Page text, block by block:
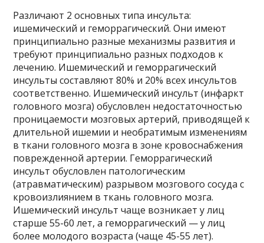
Различают 2 основных типа инсульта:
ишемический и геморрагический. Они имеют
принципиально разные механизмы развития и
требуют принципиально разных подходов к
лечению. Ишемический и геморрагический
инсульты составляют 80% и 20% всех инсультов
соответственно. Ишемический инсульт (инфаркт
головного мозга) обусловлен недостаточностью
проницаемости мозговых артерий, приводящей к
длительной ишемии и необратимым изменениям
в ткани головного мозга в зоне кровоснабжения
поврежденной артерии. Геморрагический
инсульт обусловлен патологическим
(атравматическим) разрывом мозгового сосуда с
кровоизлиянием в ткань головного мозга.
Ишемический инсульт чаще возникает у лиц
старше 55-60 лет, а геморрагический — у лиц
более молодого возраста (чаще 45-55 лет).